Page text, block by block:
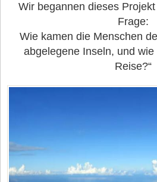
Wir begannen dieses
Frage:
Wie kamen die Menschen
abgelegene Inseln, und
Reise?“